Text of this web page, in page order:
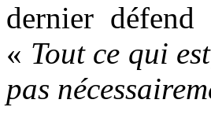
dernier
« Tout ce qui
pas